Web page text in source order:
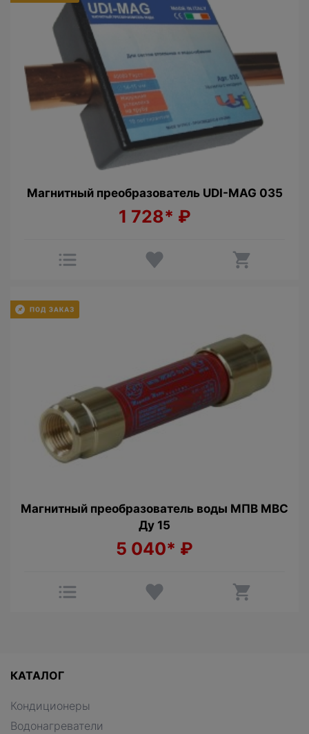
Магнитный преобразователь UDI-MAG 035
1 728* ₽
Магнитный преобразователь воды МПВ МВС
Ду 15
5 040* ₽
КАТАЛОГ
Кондиционеры
Водонагреватели